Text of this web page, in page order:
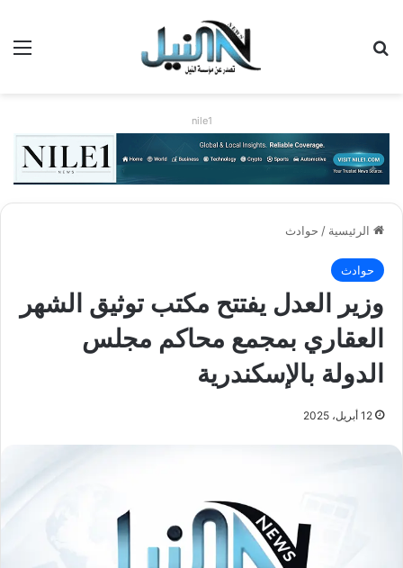
nile1
الرئيسية / حوادث
حوادث
وزير العدل يفتتح مكتب توثيق الشهر
العقاري بمجمع محاكم مجلس
الدولة بالإسكندرية
12 أبريل، 2025